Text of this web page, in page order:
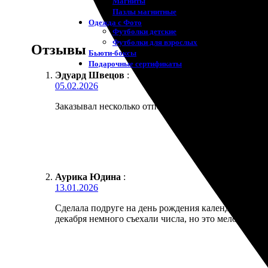
Пазлы магнитные
Одежда с Фото
Футболки детские
Футболки для взрослых
Бьюти-боксы
Подарочные сертификаты
Отзывы
Эдуард Швецов :
05.02.2026
Заказывал несколько отпечатков без рамки.
Аурика Юдина :
13.01.2026
Сделала подруге на день рождения календарь с
декабря немного съехали числа, но это мелочь.